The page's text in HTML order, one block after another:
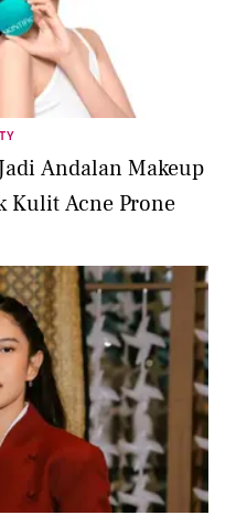
Andalan Makeup
Kulit Acne Prone